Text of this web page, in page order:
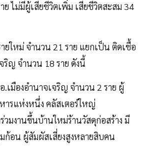
ย ไม่มีผู้เสียชีวิตเพิ่ม เสียชีวิตสะสม 34
ใหม่ จำนวน 21 ราย แยกเป็น ติดเชื้อ
ริญ จำนวน 18 ราย ดังนี้
เมืองอำนาจเจริญ จำนวน 2 ราย ผู้
ารแห่งหนึ่ง คลัสเตอร์ใหญ่
วมงานขึ้นบ้านใหม่ร้านวัสดุก่อสร้าง มี
ก้อน ผู้สัมผัสเสี่ยงสูงหลายสิบคน